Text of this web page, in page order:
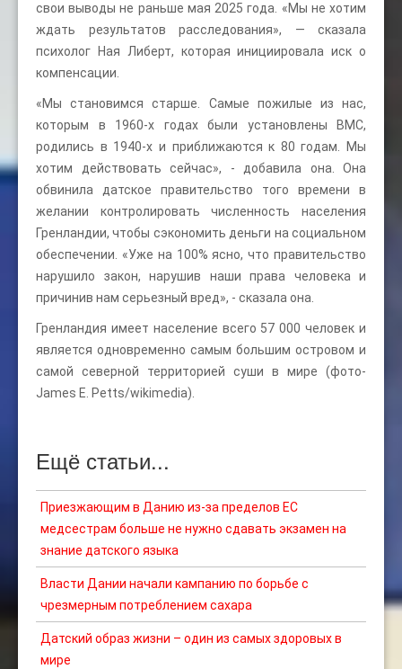
свои выводы не раньше мая 2025 года. «Мы не хотим
ждать результатов расследования», — сказала
психолог Ная Либерт, которая инициировала иск о
компенсации.
«Мы становимся старше. Самые пожилые из нас,
которым в 1960-х годах были установлены ВМС,
родились в 1940-х и приближаются к 80 годам. Мы
хотим действовать сейчас», - добавила она. Она
обвинила датское правительство того времени в
желании контролировать численность населения
Гренландии, чтобы сэкономить деньги на социальном
обеспечении. «Уже на 100% ясно, что правительство
нарушило закон, нарушив наши права человека и
причинив нам серьезный вред», - сказала она.
Гренландия имеет население всего 57 000 человек и
является одновременно самым большим островом и
самой северной территорией суши в мире (фото-
James E. Petts/wikimedia).
Ещё статьи...
Приезжающим в Данию из-за пределов ЕС
медсестрам больше не нужно сдавать экзамен на
знание датского языка
Власти Дании начали кампанию по борьбе с
чрезмерным потреблением сахара
Датский образ жизни – один из самых здоровых в
мире